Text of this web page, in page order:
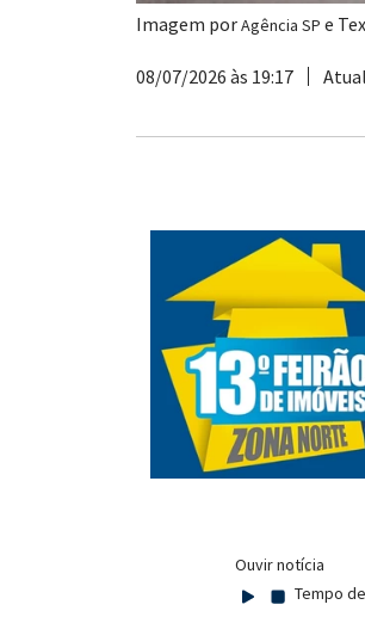
Imagem porAgência SP e
08/07/2026 às 19:17
Ouvir notícia
Tempo